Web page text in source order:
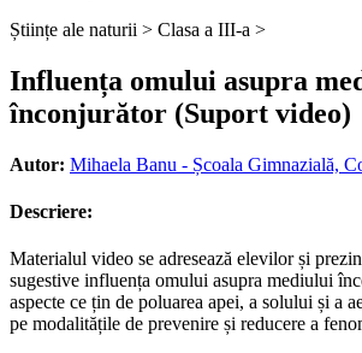
Științe ale naturii > Clasa a III-a >
Influența omului asupra
înconjurător (Suport video)
Autor: Mihaela Banu - Școala Gimnazială,
Descriere:
Materialul video se adresează elevilor și
sugestive influența omului asupra mediului
aspecte ce țin de poluarea apei, a solului și a
pe modalitățile de prevenire și reducere a